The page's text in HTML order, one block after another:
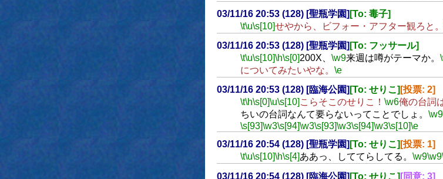
03/11/16 20:53 (128) [聖瓶学園] [To: 毒子]
\t\u\s[10]せやから、ビフォー・アフター観ろと。
03/11/16 20:53 (128) [聖瓶学園] [To: フッサール]
\t\u\s[10]\h\s[0]200X、 \w9来週は噂がテーマか。
についてみたいやな。 \e
03/11/16 20:53 (128) [臨海公園] [To: せりこ] [投票: 2]
\t\h\s[0]\u\s[10] こらそこのせりこ！ \w6俺の台詞
ちいの台詞なんて要らないってことでしょ。 \w9
\s[93]\w3\s[94]\w3\s[93]\w3\s[94]\w3\s[10]\e
03/11/16 20:54 (128) [聖瓶学園] [To: せりこ] [投票: 1]
\t\u\s[10] \h\s[4] ああっ、しててらしてる。 \w9\w9
03/11/16 20:54 (128) [臨海公園] [To: せりこ] [同意: 3]